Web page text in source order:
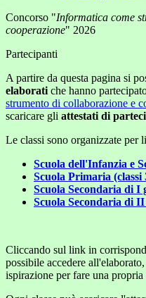
Concorso "Informatica come
cooperazione" 2026
Partecipanti
A partire da questa pagina si
elaborati che hanno
strumento di collaborazione e
scaricare gli attestati di
Le classi sono organizzate per
Scuola dell'Infanzia e
Scuola Primaria (classi
Scuola Secondaria di I
Scuola Secondaria di
Cliccando sul link in
possibile accedere
ispirazione per fare una propria